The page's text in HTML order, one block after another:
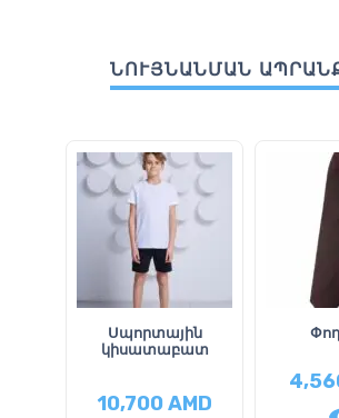
ՆՈՒՅՆԱՆՄԱՆ
Սպորտային
կիսատաբատ
10,700AMD